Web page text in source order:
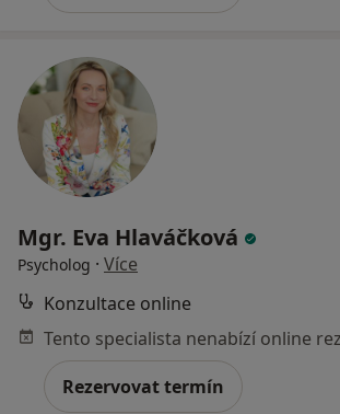
Mgr. Eva Hlaváčková
Psycholog · Více
Konzultace online
Rezervovat termín